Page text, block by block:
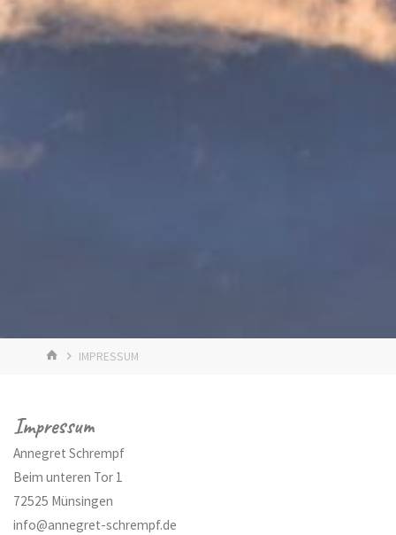
HOMEIMPRESSUM
Impressum
Annegret Schrempf
Beim unteren Tor 1
72525 Münsingen
info@annegret-schrempf.de